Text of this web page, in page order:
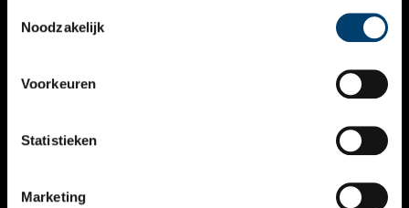
Noodzakelijk
Voorkeuren
Statistieken
Marketing
ACTIVITEITEN
NIEUWSBRIEF